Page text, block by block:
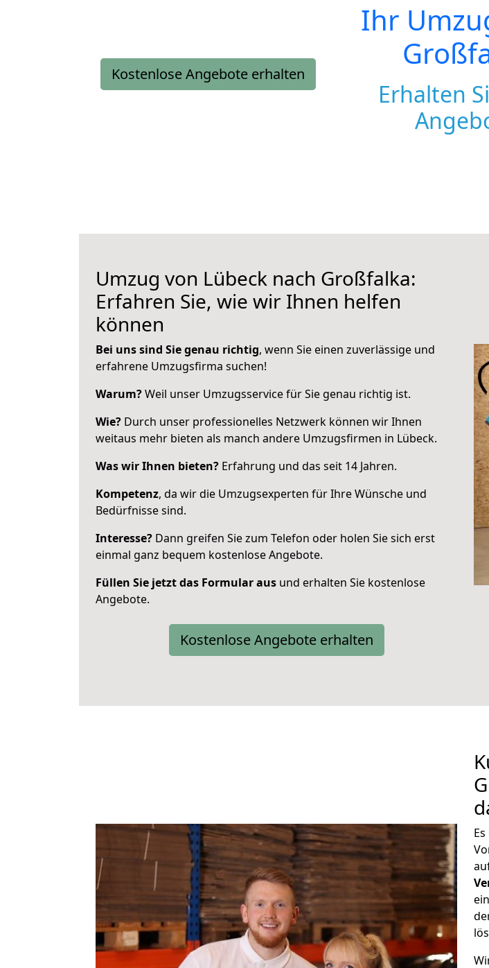
Kostenlose Angebote erhalten
Ihr
Erhalten
Umzug von Lübeck nach Großfalka:
Erfahren Sie, wie wir Ihnen helfen
können
Bei uns sind Sie genau richtig, wenn Sie einen zuverlässige und
erfahrene Umzugsfirma suchen!
Warum?Weil unser Umzugsservice für Sie genau richtig ist.
Wie? Durch unser professionelles Netzwerk können wir Ihnen
weitaus mehr bieten als manch andere Umzugsfirmen in Lübeck.
Was wir Ihnen bieten? Erfahrung und das seit 14 Jahren.
Kompetenz, da wir die Umzugsexperten für Ihre Wünsche und
Bedürfnisse sind.
Interesse? Dann greifen Sie zum Telefon oder holen Sie sich erst
einmal ganz bequem kostenlose Angebote.
Füllen Sie jetzt das Formular aus und erhalten Sie kostenlose
Angebote.
Kostenlose Angebote erhalten